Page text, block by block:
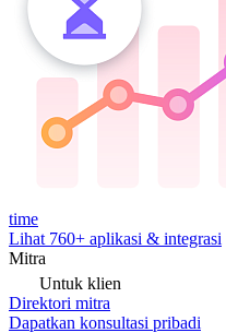
time
Lihat 760+ aplikasi & integrasi
Mitra
Untuk klien
Direktori mitra
Dapatkan konsultasi pribadi